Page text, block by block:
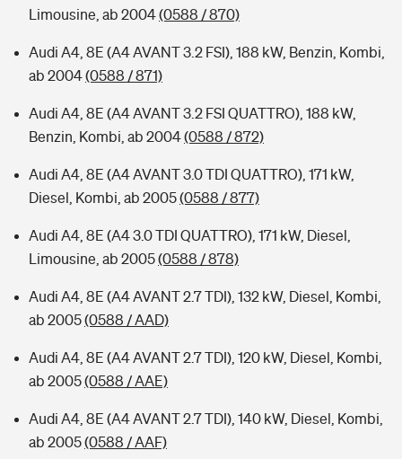
Limousine, ab 2004(0588 / 870)
Audi A4, 8E (A4 AVANT 3.2 FSI), 188 kW, Benzin, Kombi,
ab 2004(0588 / 871)
Audi A4, 8E (A4 AVANT 3.2 FSI QUATTRO), 188 kW,
Benzin, Kombi, ab 2004(0588 / 872)
Audi A4, 8E (A4 AVANT 3.0 TDI QUATTRO), 171 kW,
Diesel, Kombi, ab 2005(0588 / 877)
Audi A4, 8E (A4 3.0 TDI QUATTRO), 171 kW, Diesel,
Limousine, ab 2005(0588 / 878)
Audi A4, 8E (A4 AVANT 2.7 TDI), 132 kW, Diesel, Kombi,
ab 2005(0588 / AAD)
Audi A4, 8E (A4 AVANT 2.7 TDI), 120 kW, Diesel, Kombi,
ab 2005(0588 / AAE)
Audi A4, 8E (A4 AVANT 2.7 TDI), 140 kW, Diesel, Kombi,
ab 2005(0588 / AAF)